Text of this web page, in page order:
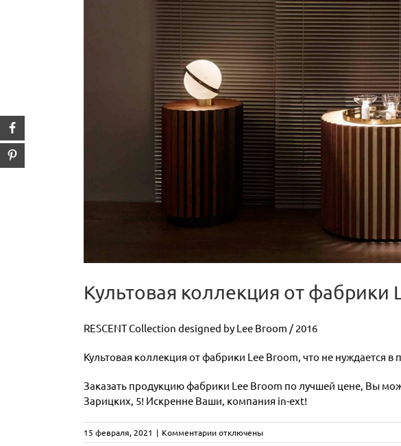
Культовая коллекция от фабрики
RESCENT Collection designed by Lee Broom / 2016
Культовая коллекция от фабрики Lee Broom, что не нуждается в
Заказать продукцию фабрики Lee Broom по лучшей цене, Вы
Зарицких, 5! Искренне Ваши, компания in-ext!
15 февраля, 2021 | Комментариик
записи
отключены